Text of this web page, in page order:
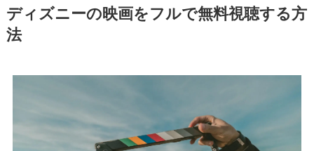
ディズニーの映画をフルで無料視聴する方
法